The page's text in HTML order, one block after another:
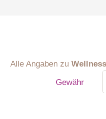
Alle Angaben zu
Gewähr